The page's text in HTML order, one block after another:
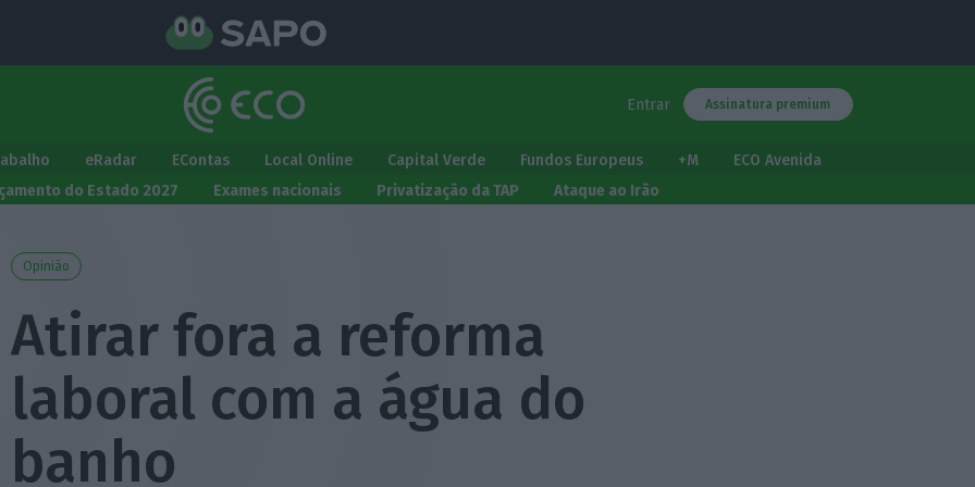
Entrar Assinatura premium
eRadar EContas Local Online Capital Verde Fundos Europeus +M
ECO Avenida
do Estado 2027
Exames nacionais Privatização da TAP Ataque ao Irão
Opinião
Atirar fora a reforma
laboral com a água do
banho